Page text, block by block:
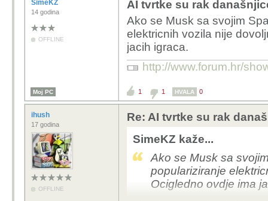
je čovjek, s
jedino mogu
to na ničemu,
ne, nije ni prvi ni
javno,
kurtoazno
sinkronotitlanjem
špricen uz
pretjerane
materijalna
sinopsisa, bilo za
na sceni umire
posljednjem
operativnim
mjeri, na kojoj
daje.
Ne postoji
rješavanja nekog
da riješi i onda
SWE bench,
model dobiješ
diplojao agente
Tobožnja
također doslovce
SimeKZ
14 godina
OFFLINE
AI tvrtke su rak
Ako se Musk sa svojim
elektricnih vozila nije
jacih igraca.
http://www.forum.hr/
Moj PC 1 1 HVALA 0
ihush
17 godina
OFFLINE
Re: AI tvrtke su rak
SimeKZ kaže...
Ako se Musk sa
populariziranje
Ocigledno ovdje ima